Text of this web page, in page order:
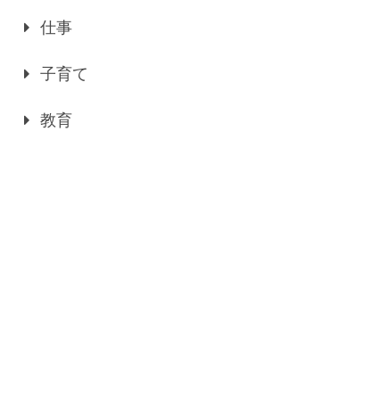
仕事
子育て
教育